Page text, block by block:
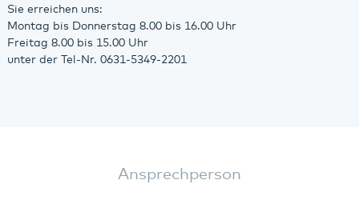
Sie erreichen uns:
Montag bis Donnerstag 8.00 bis 16.00 Uhr
Freitag 8.00 bis 15.00 Uhr
unter der Tel-Nr. 0631-5349-2201
Ansprechperson